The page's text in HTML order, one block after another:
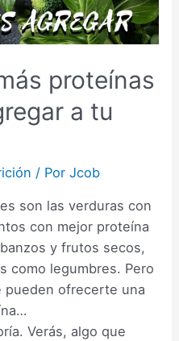
proteínas
a tu
/ PorJcob
son las verduras con
con mejor proteína
y frutos secos,
como legumbres. Pero
pueden ofrecerte una
Verás, algo que